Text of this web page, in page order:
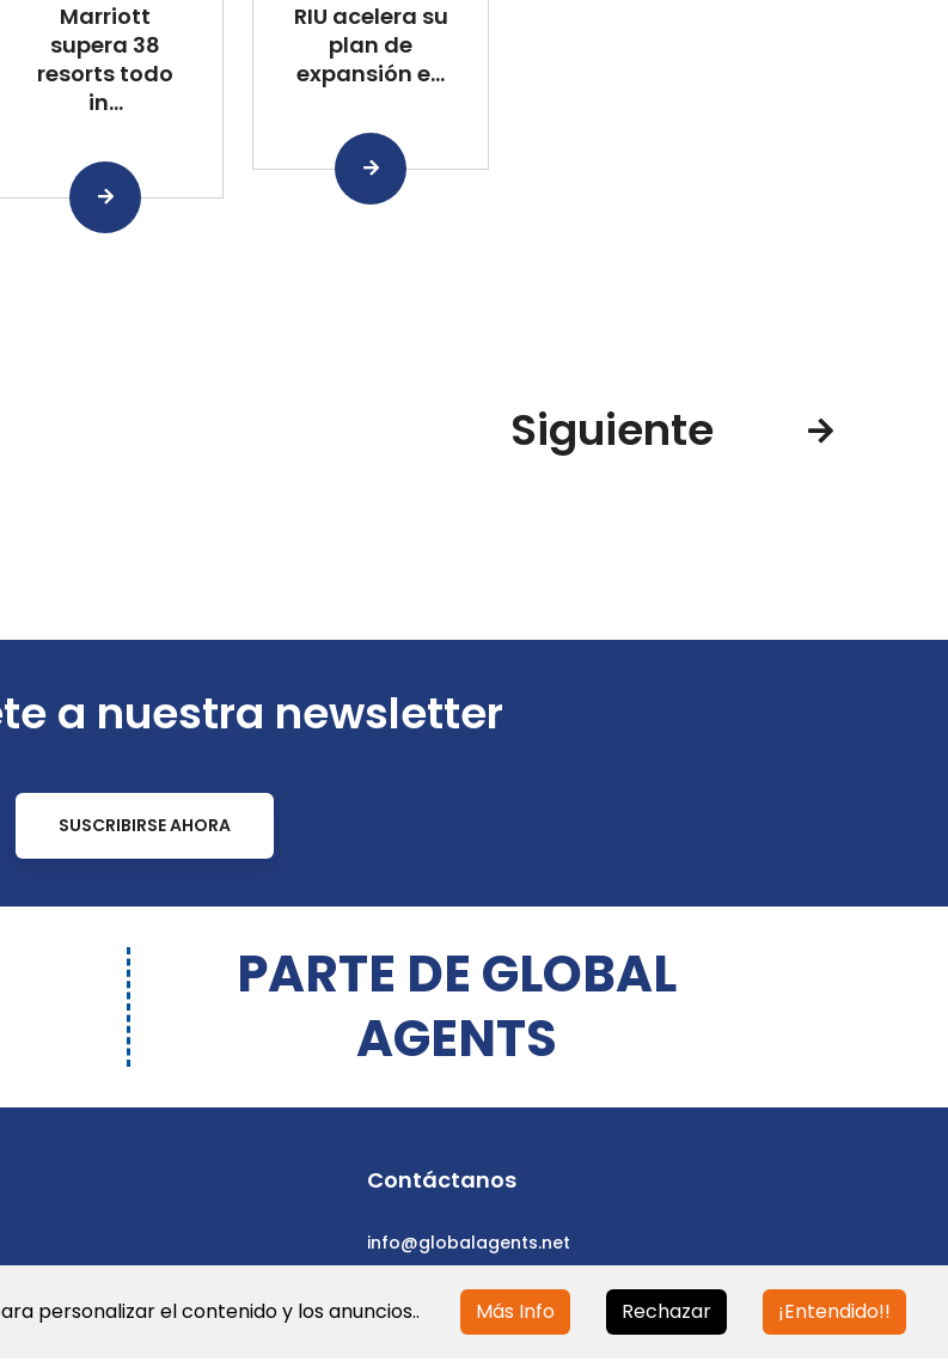
Marriott
supera 38
resorts todo
in...
RIU acelera su
plan de
expansión e...
Siguiente
a nuestra newsletter
SUSCRIBIRSE AHORA
PARTE DE GLOBAL
AGENTS
Contáctanos
info@globalagents.net
personalizar el contenido y los anuncios.. Más Info Rechazar ¡Entendido!!